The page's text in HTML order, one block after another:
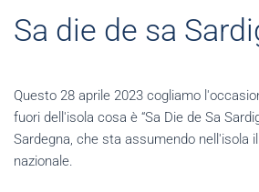
Sa die de sa
Questo 28 aprile 2023 cogliamo
fuori dell'isola cosa è “Sa Die de Sa
Sardegna, che sta assumendo nell'isola
nazionale.